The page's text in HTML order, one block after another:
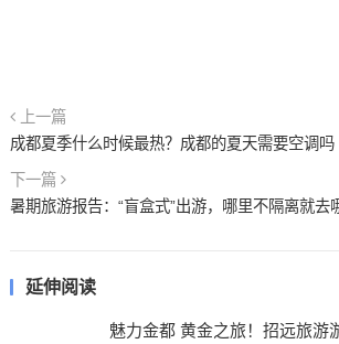
上一篇
成都夏季什么时候最热？成都的夏天需要空调吗
下一篇
暑期旅游报告：“盲盒式”出游，哪里不隔离就去
延伸阅读
魅力金都 黄金之旅！招远旅游